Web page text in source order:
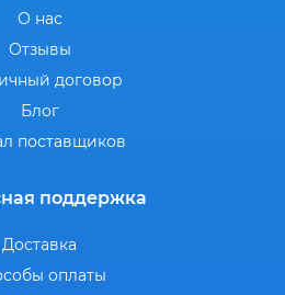
О нас
Отзывы
договор
Блог
поставщиков
поддержка
Доставка
оплаты